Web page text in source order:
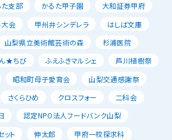
支部
かるた甲子園
大和証券甲府
大会
甲州弁シンデレラ
はしば文庫
山梨県立美術館芸術の森
杉浦医院
★ちび ふえふきマルシェ
芦川植樹祭
昭和町母子愛育会
山梨交通感謝祭
さくらひめ クロスフォー
二科会
認定NPO法人フードバンク山梨
ット
伸太郎
甲府一校探求科